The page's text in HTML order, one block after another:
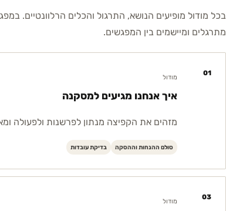
בכל מודול מופיעים הנושא, התרגול והכלים הרלוונטיים.
מתרגלים ומיישמים בין המפגשים.
01
מודול
איך אנחנו מגיעים למסקנה
מזהים את הקפיצה מנתון לפרשנות ולפעולה
סולם ההנחות וההסקה בדיקת עובדות
03
מודול